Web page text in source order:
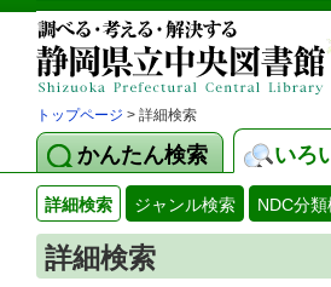
トップページ > 詳細検索
かんたん検索 いろ
詳細検索 ジャンル検索 NDC分
詳細検索